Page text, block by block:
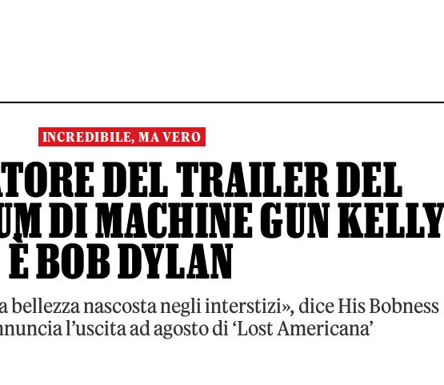
INCREDIBILE, MA VERO
DEL TRAILER DEL
DI MACHINE GUN
È BOB DYLAN
bellezza nascosta negli interstizi», dice His Bobness
l’uscita ad agosto di ‘Lost Americana’